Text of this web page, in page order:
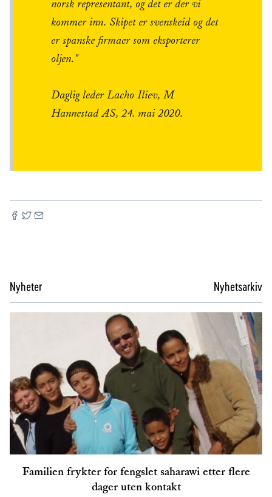
norsk representant, og det er der vi
kommer inn. Skipet er svenskeid og det
er spanske firmaer som eksporterer
oljen."
Daglig leder Lacho Iliev, M
Hannestad AS, 24. mai 2020.
Nyheter Nyhetsarkiv
Familien frykter for fengslet saharawi etter flere
dager uten kontakt